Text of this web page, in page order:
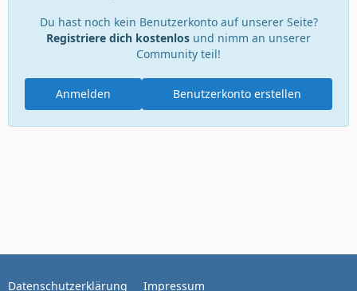
Du hast noch kein Benutzerkonto auf unserer Seite?
Registriere dich kostenlos und nimm an unserer
Community teil!
Benutzerkonto erstellen
Anmelden
Datenschutzerklärung Impressum